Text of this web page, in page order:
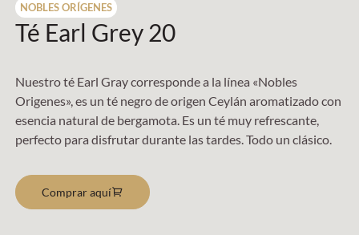
NOBLES ORÍGENES
Té Earl Grey 20
Nuestro té Earl Gray corresponde a la línea «Nobles
Origenes», es un té negro de origen Ceylán aromatizado con
esencia natural de bergamota. Es un té muy refrescante,
perfecto para disfrutar durante las tardes. Todo un clásico.
Comprar aquí